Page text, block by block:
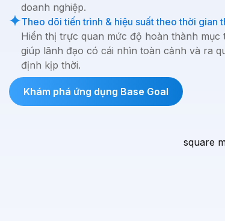
doanh nghiệp.
Theo dõi tiến trình & hiệu suất theo thời gian
Hiển thị trực quan mức độ hoàn thành mục
giúp lãnh đạo có cái nhìn toàn cảnh và ra
định kịp thời.
Khám phá ứng dụng Base Goal